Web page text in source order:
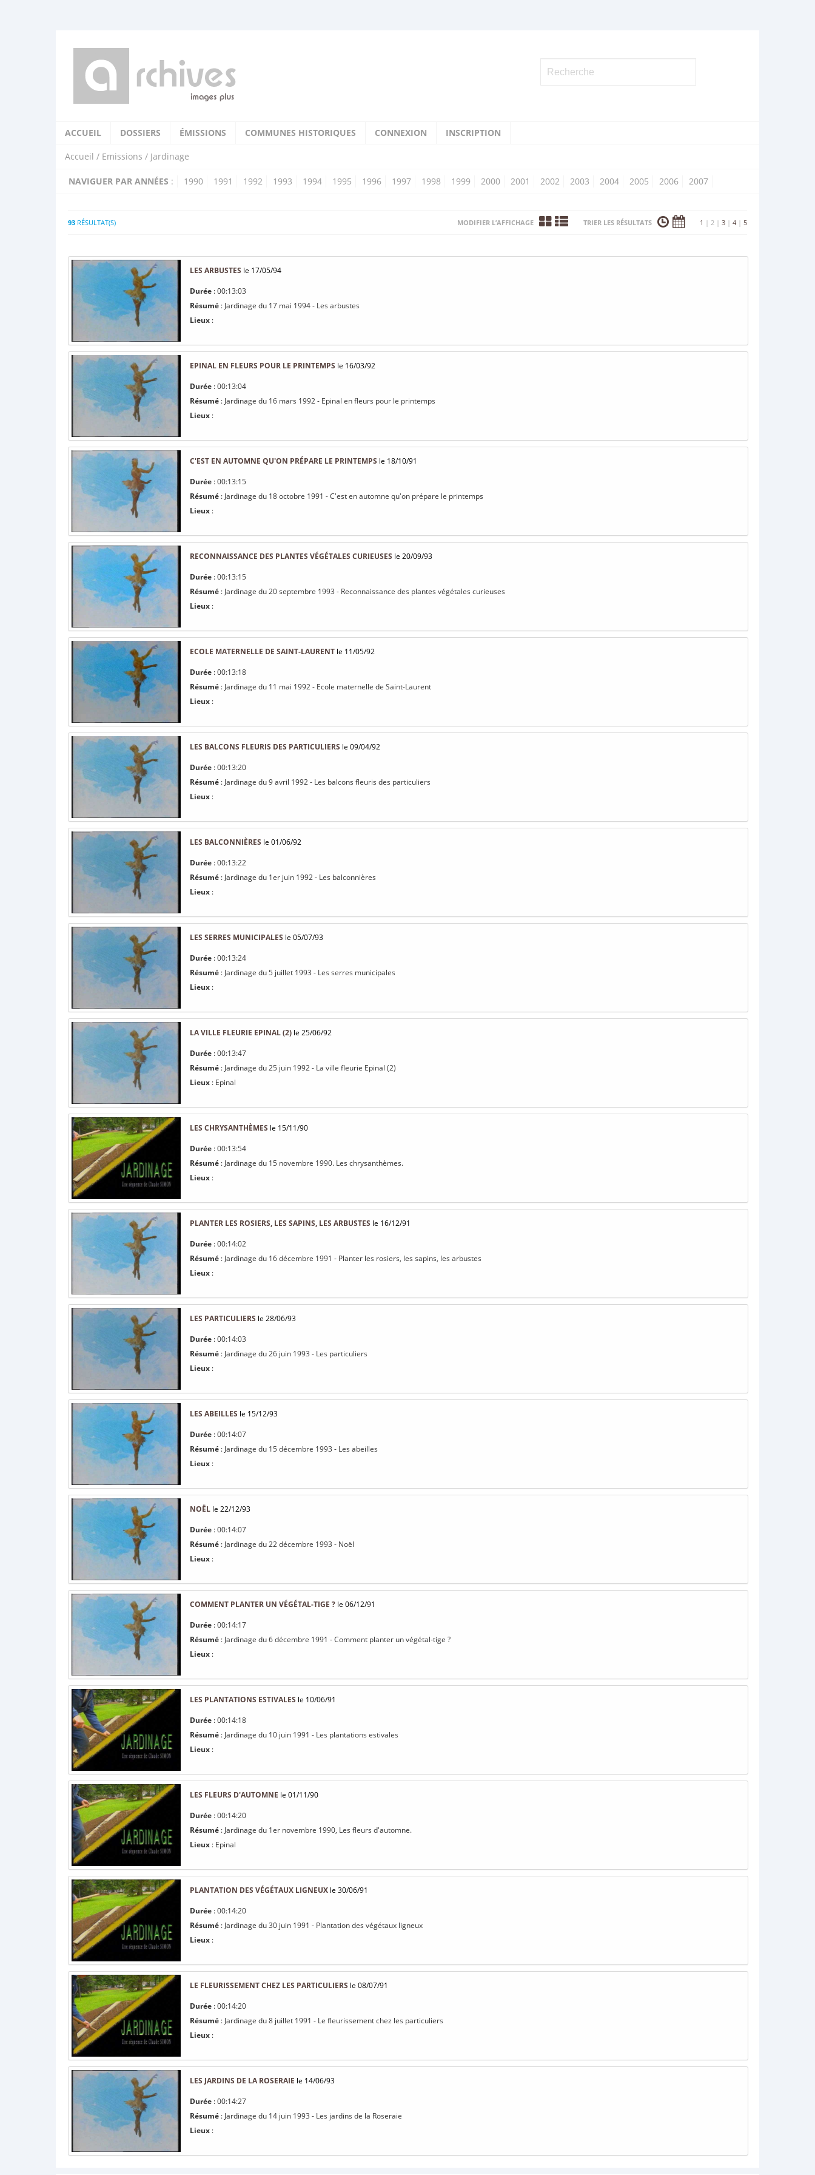
ACCUEIL DOSSIERS ÉMISSIONS COMMUNES HISTORIQUES CONNEXION INSCRIPTION
Accueil / Emissions / Jardinage
NAVIGUER PAR ANNÉES : 1990 1991 1992 1993 1994 1995 1996 1997 1998 1999 2000 2001 2002 2003 2004 2005 2006 2007
93 RÉSULTAT(S) 1 | 2 | 3 | 4 | 5
TRIER LES RÉSULTATS
MODIFIER L’AFFICHAGE
LES ARBUSTES le 17/05/94
Durée : 00:13:03
Résumé : Jardinage du 17 mai 1994 - Les arbustes
Lieux :
EPINAL EN FLEURS POUR LE PRINTEMPS le 16/03/92
Durée : 00:13:04
Résumé : Jardinage du 16 mars 1992 - Epinal en fleurs pour le printemps
Lieux :
C'EST EN AUTOMNE QU'ON PRÉPARE LE PRINTEMPS le 18/10/91
Durée : 00:13:15
Résumé : Jardinage du 18 octobre 1991 - C'est en automne qu'on prépare le printemps
Lieux :
RECONNAISSANCE DES PLANTES VÉGÉTALES CURIEUSES le 20/09/93
Durée : 00:13:15
Résumé : Jardinage du 20 septembre 1993 - Reconnaissance des plantes végétales curieuses
Lieux :
ECOLE MATERNELLE DE SAINT-LAURENT le 11/05/92
Durée : 00:13:18
Résumé : Jardinage du 11 mai 1992 - Ecole maternelle de Saint-Laurent
Lieux :
LES BALCONS FLEURIS DES PARTICULIERS le 09/04/92
Durée : 00:13:20
Résumé : Jardinage du 9 avril 1992 - Les balcons fleuris des particuliers
Lieux :
LES BALCONNIÈRES le 01/06/92
Durée : 00:13:22
Résumé : Jardinage du 1er juin 1992 - Les balconnières
Lieux :
LES SERRES MUNICIPALES le 05/07/93
Durée : 00:13:24
Résumé : Jardinage du 5 juillet 1993 - Les serres municipales
Lieux :
LA VILLE FLEURIE EPINAL (2) le 25/06/92
Durée : 00:13:47
Résumé : Jardinage du 25 juin 1992 - La ville fleurie Epinal (2)
Lieux : Epinal
LES CHRYSANTHÈMES le 15/11/90
Durée : 00:13:54
Résumé : Jardinage du 15 novembre 1990. Les chrysanthèmes.
Lieux :
PLANTER LES ROSIERS, LES SAPINS, LES ARBUSTES le 16/12/91
Durée : 00:14:02
Résumé : Jardinage du 16 décembre 1991 - Planter les rosiers, les sapins, les arbustes
Lieux :
LES PARTICULIERS le 28/06/93
Durée : 00:14:03
Résumé : Jardinage du 26 juin 1993 - Les particuliers
Lieux :
LES ABEILLES le 15/12/93
Durée : 00:14:07
Résumé : Jardinage du 15 décembre 1993 - Les abeilles
Lieux :
NOËL le 22/12/93
Durée : 00:14:07
Résumé : Jardinage du 22 décembre 1993 - Noël
Lieux :
COMMENT PLANTER UN VÉGÉTAL-TIGE ? le 06/12/91
Durée : 00:14:17
Résumé : Jardinage du 6 décembre 1991 - Comment planter un végétal-tige ?
Lieux :
LES PLANTATIONS ESTIVALES le 10/06/91
Durée : 00:14:18
Résumé : Jardinage du 10 juin 1991 - Les plantations estivales
Lieux :
LES FLEURS D'AUTOMNE le 01/11/90
Durée : 00:14:20
Résumé : Jardinage du 1er novembre 1990, Les fleurs d'automne.
Lieux : Epinal
PLANTATION DES VÉGÉTAUX LIGNEUX le 30/06/91
Durée : 00:14:20
Résumé : Jardinage du 30 juin 1991 - Plantation des végétaux ligneux
Lieux :
LE FLEURISSEMENT CHEZ LES PARTICULIERS le 08/07/91
Durée : 00:14:20
Résumé : Jardinage du 8 juillet 1991 - Le fleurissement chez les particuliers
Lieux :
LES JARDINS DE LA ROSERAIE le 14/06/93
Durée : 00:14:27
Résumé : Jardinage du 14 juin 1993 - Les jardins de la Roseraie
Lieux :